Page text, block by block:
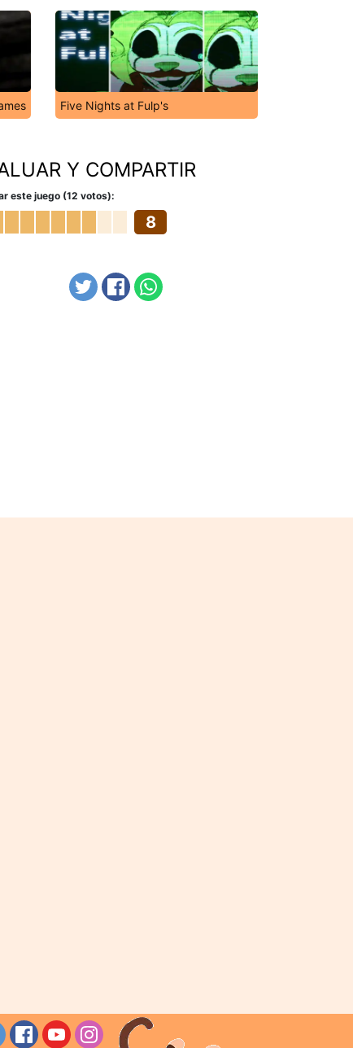
Five Nights at Fulp's
Y COMPARTIR
este juego (12 votos):
8